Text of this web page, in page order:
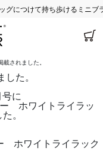
グにつけて持ち歩けるミニブ
されました。
た。
に
ホワイトライラッ
た。
ホワイトライラック